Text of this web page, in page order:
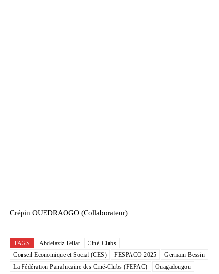
Crépin OUEDRAOGO (Collaborateur)
TAGS Abdelaziz Tellat
Ciné-Clubs
Conseil Economique et Social (CES)
FESPACO 2025
Germain Bessin
La Fédération Panafricaine des Ciné-Clubs (FEPAC)
Ouagadougou